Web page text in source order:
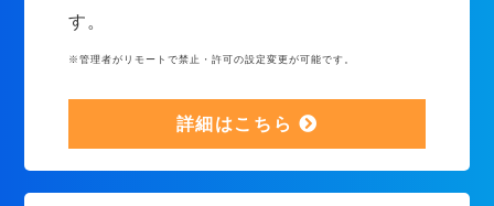
す。
※管理者がリモートで禁止・許可の設定変更が可能です。
詳細はこちら